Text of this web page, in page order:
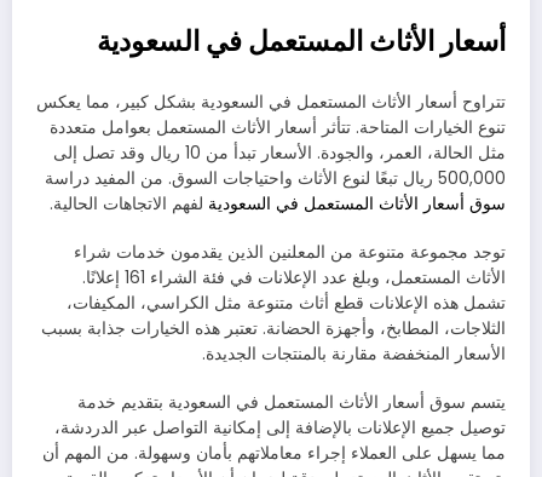
أسعار الأثاث المستعمل في السعودية
تتراوح أسعار الأثاث المستعمل في السعودية بشكل كبير، مما يعكس
تنوع الخيارات المتاحة. تتأثر أسعار الأثاث المستعمل بعوامل متعددة
مثل الحالة، العمر، والجودة. الأسعار تبدأ من 10 ريال وقد تصل إلى
500,000 ريال تبعًا لنوع الأثاث واحتياجات السوق. من المفيد دراسة
سوق أسعار الأثاث المستعمل في السعودية لفهم الاتجاهات الحالية.
توجد مجموعة متنوعة من المعلنين الذين يقدمون خدمات شراء
الأثاث المستعمل، وبلغ عدد الإعلانات في فئة الشراء 161 إعلانًا.
تشمل هذه الإعلانات قطع أثاث متنوعة مثل الكراسي، المكيفات،
الثلاجات، المطابخ، وأجهزة الحضانة. تعتبر هذه الخيارات جذابة بسبب
الأسعار المنخفضة مقارنة بالمنتجات الجديدة.
يتسم سوق أسعار الأثاث المستعمل في السعودية بتقديم خدمة
توصيل جميع الإعلانات بالإضافة إلى إمكانية التواصل عبر الدردشة،
مما يسهل على العملاء إجراء معاملاتهم بأمان وسهولة. من المهم أن